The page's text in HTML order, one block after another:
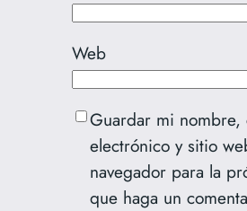
Web
Guardar mi nombre,
electrónico y sitio
navegador para la
que haga un